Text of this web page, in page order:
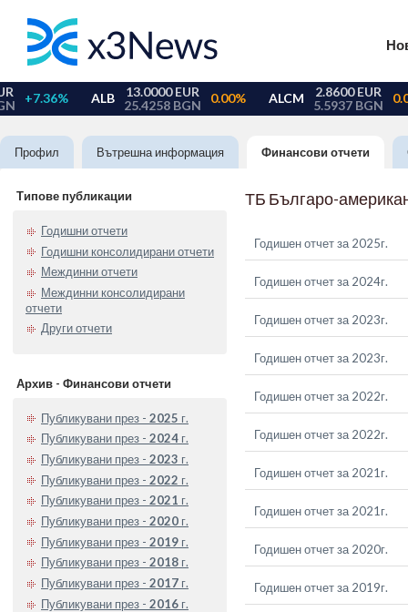
Профил Вътрешна информация Финансови отчети
Типове публикации
Годишни отчети
Годишни консолидирани отчети
Междинни отчети
Междинни консолидирани
отчети
Други отчети
Архив - Финансови отчети
Публикувани през - 2025 г.
Публикувани през - 2024 г.
Публикувани през - 2023 г.
Публикувани през - 2022 г.
Публикувани през - 2021 г.
Публикувани през - 2020 г.
Публикувани през - 2019 г.
Публикувани през - 2018 г.
Публикувани през - 2017 г.
Публикувани през - 2016 г.
ТБ Българо-
Годишен отчет за 2025г.
Годишен отчет за 2024г.
Годишен отчет за 2023г.
Годишен отчет за 2023г.
Годишен отчет за 2022г.
Годишен отчет за 2022г.
Годишен отчет за 2021г.
Годишен отчет за 2021г.
Годишен отчет за 2020г.
Годишен отчет за 2019г.